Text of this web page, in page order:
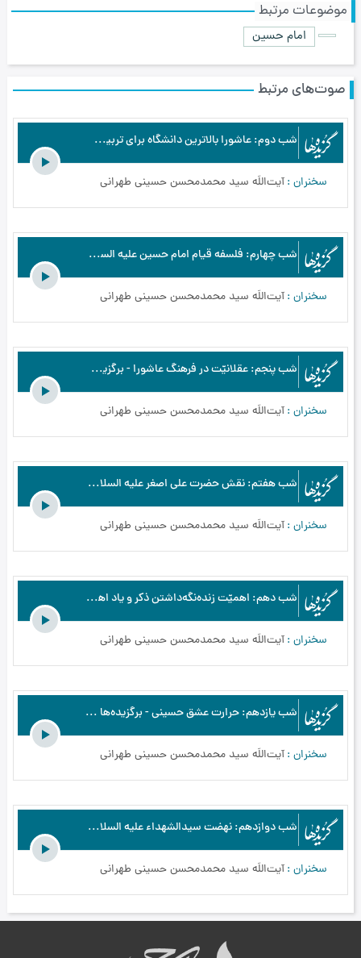
موضوعات مرتبط
امام حسین
صوت‌های مرتبط
شب دوم: عاشورا بالاترین دانشگاه برای تربیت و تکامل نفوس - برگزیده‌ها - اسرار عاشورا از نگاه اهل معرفت - محرم الحرام - بخش2
سخنران آیت‌اللَه سید محمدمحسن حسینی طهرانی
شب چهارم: فلسفه قیام امام حسین علیه السلام از دیدگاه اهل معرفت - برگزیده‌ها - اسرار عاشورا از نگاه اهل معرفت - محرم الحرام - بخش4
سخنران آیت‌اللَه سید محمدمحسن حسینی طهرانی
شب پنجم: عقلانیّت در فرهنگ عاشورا - برگزیده‌ها - اسرار عاشورا از نگاه اهل معرفت - محرم الحرام - بخش5
سخنران آیت‌اللَه سید محمدمحسن حسینی طهرانی
شب هفتم: نقش حضرت علی اصغر علیه السلام در رساندن پیام عاشورا - برگزیده‌ها - اسرار عاشورا از نگاه اهل معرفت - محرم الحرام - بخش7
سخنران آیت‌اللَه سید محمدمحسن حسینی طهرانی
شب دهم: اهمیّت زنده‌نگه‌داشتن ذکر و یاد اهل‌بیت علیهم‌السلام - برگزیده‌ها - اسرار عاشورا از نگاه اهل معرفت - محرم الحرام - بخش10
سخنران آیت‌اللَه سید محمدمحسن حسینی طهرانی
شب یازدهم: حرارت عشق حسینی - برگزیده‌ها - اسرار عاشورا از نگاه اهل معرفت - محرم الحرام - بخش11
سخنران آیت‌اللَه سید محمدمحسن حسینی طهرانی
شب دوازدهم: نهضت سیدالشهداء علیه السلام عامل نجات انسان‌ها از جهالت و سرگردانی - برگزیده‌ها - اسرار عاشورا از نگاه اهل معرفت - محرم الحرام - بخش12
سخنران آیت‌اللَه سید محمدمحسن حسینی طهرانی